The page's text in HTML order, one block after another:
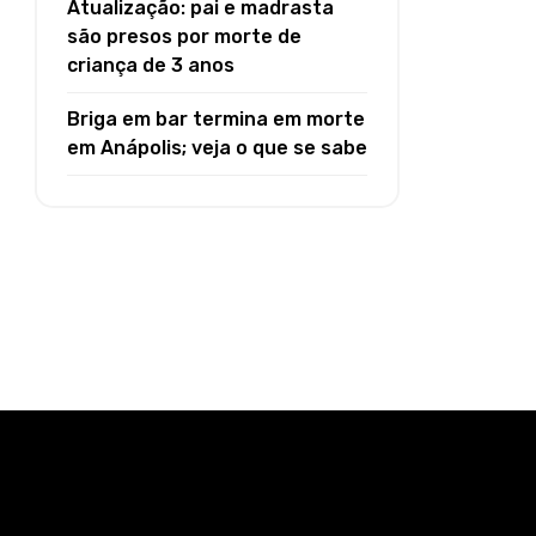
Atualização: pai e madrasta
são presos por morte de
criança de 3 anos
Briga em bar termina em morte
em Anápolis; veja o que se sabe